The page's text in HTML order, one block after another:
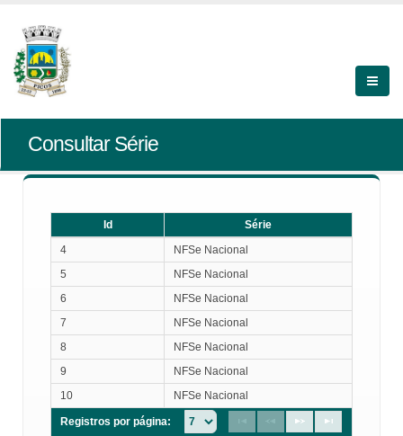
Consultar Série
Id
Série
Série
4
NFSe Nacional
5
NFSe Nacional
6
NFSe Nacional
7
NFSe Nacional
8
NFSe Nacional
9
NFSe Nacional
10
NFSe Nacional
Registros por página: